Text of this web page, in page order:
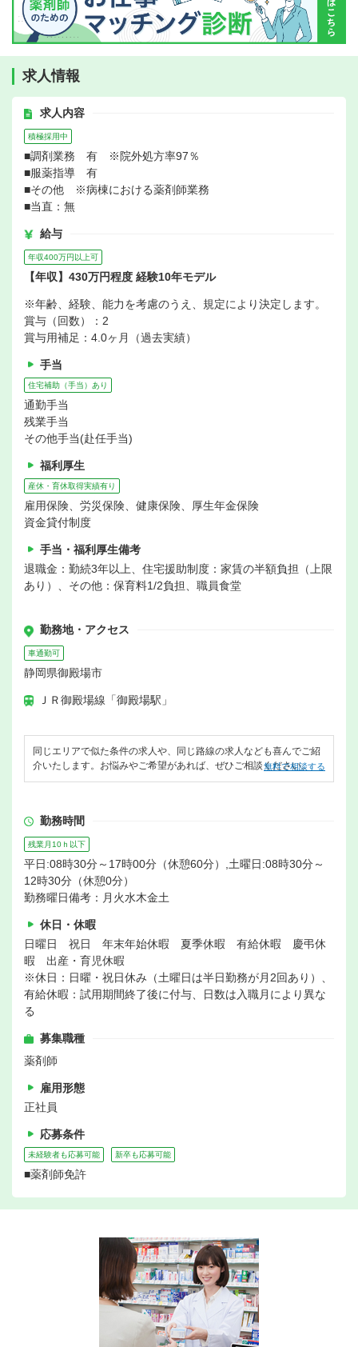
求人情報
求人内容
積極採用中
■調剤業務 有 ※院外処方率97％
■服薬指導 有
■その他 ※病棟における薬剤師業務
■当直：無
給与
年収400万円以上可
【年収】430万円程度 経験10年モデル
※年齢、経験、能力を考慮のうえ、規定により決定します。
賞与（回数）：2
賞与用補足：4.0ヶ月（過去実績）
手当
住宅補助（手当）あり
通勤手当
残業手当
その他手当(赴任手当)
福利厚生
産休・育休取得実績有り
雇用保険、労災保険、健康保険、厚生年金保険
資金貸付制度
手当・福利厚生備考
退職金：勤続3年以上、住宅援助制度：家賃の半額負担（上限
あり）、その他：保育料1/2負担、職員食堂
勤務地・アクセス
車通勤可
静岡県御殿場市
ＪＲ御殿場線「御殿場駅」
同じエリアで似た条件の求人や、同じ路線の求人なども喜んでご紹
介いたします。お悩みやご希望があれば、ぜひご相談ください。
無料で相談する
勤務時間
残業月10ｈ以下
平日:08時30分～17時00分（休憩60分）,土曜日:08時30分～
12時30分（休憩0分）
勤務曜日備考：月火水木金土
休日・休暇
日曜日 祝日 年末年始休暇 夏季休暇 有給休暇 慶弔休
暇 出産・育児休暇
※休日：日曜・祝日休み（土曜日は半日勤務が月2回あり）、
有給休暇：試用期間終了後に付与、日数は入職月により異な
る
募集職種
薬剤師
雇用形態
正社員
応募条件
未経験者も応募可能 新卒も応募可能
■薬剤師免許